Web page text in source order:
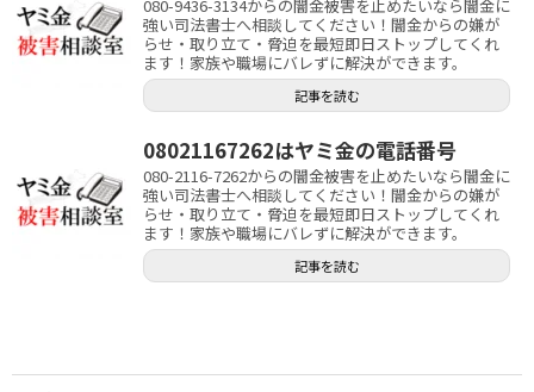
080-9436-3134からの闇金被害を止めたいなら闇金に
強い司法書士へ相談してください！闇金からの嫌が
らせ・取り立て・脅迫を最短即日ストップしてくれ
ます！家族や職場にバレずに解決ができます。
記事を読む
08021167262はヤミ金の電話番号
080-2116-7262からの闇金被害を止めたいなら闇金に
強い司法書士へ相談してください！闇金からの嫌が
らせ・取り立て・脅迫を最短即日ストップしてくれ
ます！家族や職場にバレずに解決ができます。
記事を読む